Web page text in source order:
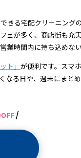
きる宅配クリーニング
ェが多く、商店街も充
業時間内に持ち込めな
ト」 が便利です。スマ
なる日や、週末にまと
OFF /